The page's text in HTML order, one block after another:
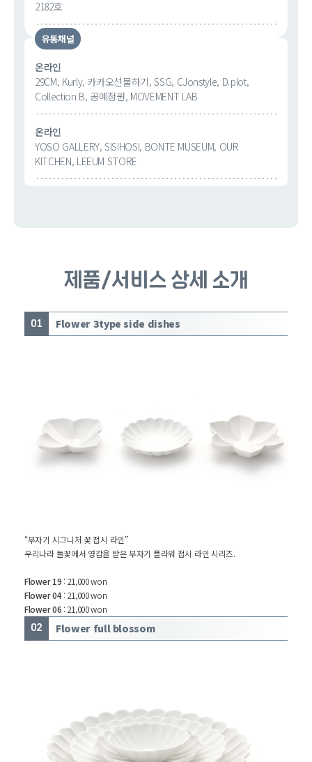
2182호
유통채널
온라인
29CM, Kurly, 카카오선물하기, SSG, CJonstyle, D.plot,
Collection B, 공예정원, MOVEMENT LAB
온라인
YOSO GALLERY, SISIHOSI, BONTE MUSEUM, OUR
KITCHEN, LEEUM STORE
제품/서비스 상세 소개
01 Flower 3type side dishes
“무자기 시그니처 꽃 접시 라인”
우리나라 들꽃에서 영감을 받은 무자기 플라워 접시 라인 시리즈.
Flower 19 : 21,000 won
Flower 04: 21,000 won
Flower 06 : 21,000 won
02 Flower full blossom